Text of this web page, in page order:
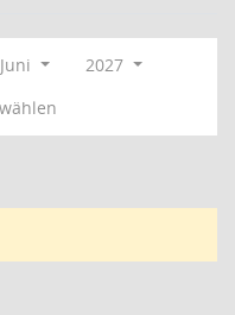
Juni
2027